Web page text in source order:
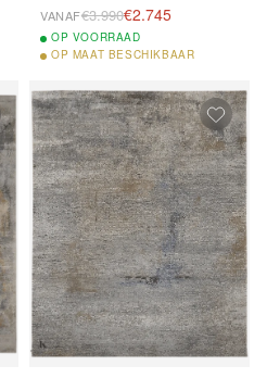
VANAF€3.990€2.745
OP VOORRAAD
OP MAAT BESCHIKBAAR